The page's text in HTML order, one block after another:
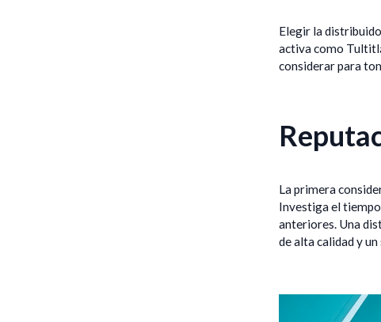
Elegir la
activa como
considerar para
La primera
Investiga el
anteriores. Una
de alta calidad y